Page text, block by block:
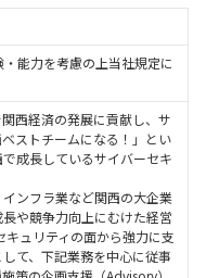
能力を考慮の上当社規定に
関西経済の発展に貢献し、サ
ストチームになる！」とい
成長しているサイバーセキ
ンフラ業など関西の大企業
や競争力向上にむけた経営
キュリティの面から強力に支
て、下記業務を中心に従事